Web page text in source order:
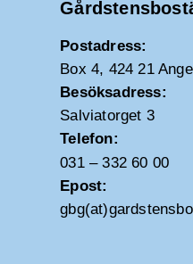
Postadress:
Box 4, 424 21
Besöksadress:
Salviatorget 3
Telefon:
031 – 332 60 00
Epost: